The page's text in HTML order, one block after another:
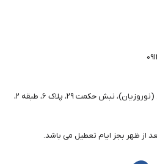
آدرس: قزوین، بلوار شهید سلیمانی (نوروزیان)، نبش حکمت ۲۹، پلاک ۶، طبقه ۲،